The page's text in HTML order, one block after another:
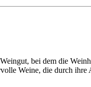
bei dem die
Weine, die durch ihre